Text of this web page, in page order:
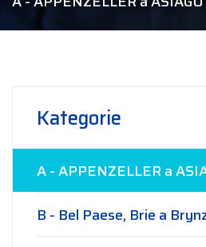
Kategorie
A - APPENZELLER a
B - Bel Paese, Brie a